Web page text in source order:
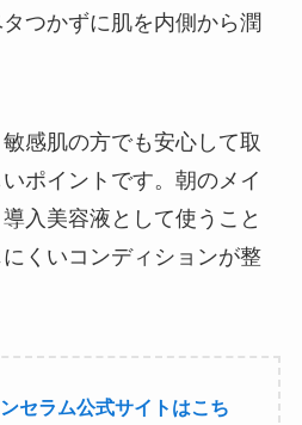
つかずに肌を内側から潤
感肌の方でも安心して取
ポイントです。朝のメイ
入美容液として使うこと
くいコンディションが整
セラム公式サイトはこち